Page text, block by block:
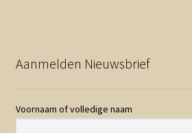
Aanmelden Nieuwsbrief
Voornaam of volledige naam